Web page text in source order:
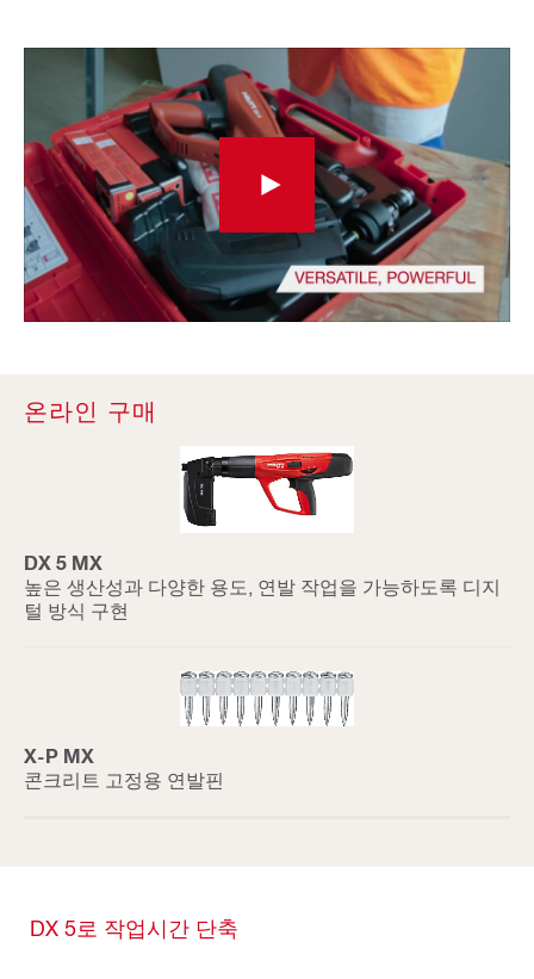
온라인 구매
DX 5 MX
높은 생산성과 다양한 용도, 연발 작업을 가능하도록 디지
털 방식 구현
X-P MX
콘크리트 고정용 연발핀
DX 5로 작업시간 단축